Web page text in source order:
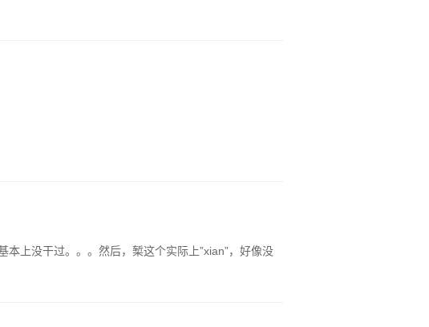
上没干过。。。然后，椠这个实际上”xian”，好像没